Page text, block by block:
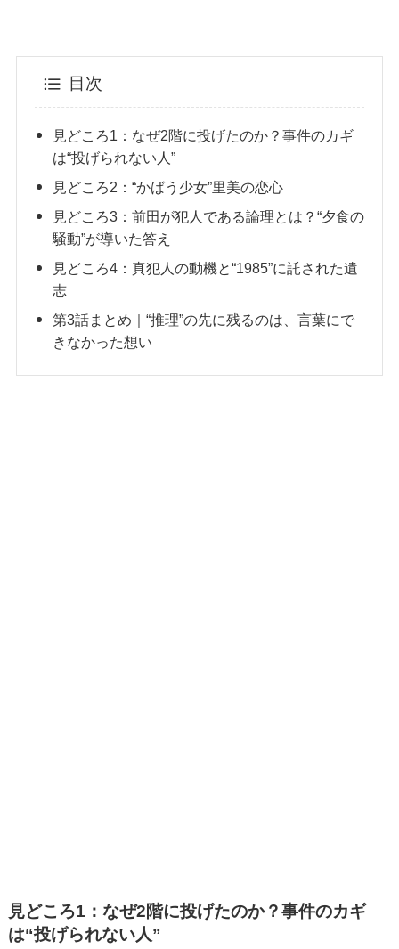
目次
見どころ1：なぜ2階に投げたのか？事件のカギ
は“投げられない人”
見どころ2：“かばう少女”里美の恋心
見どころ3：前田が犯人である論理とは？“夕食の
騒動”が導いた答え
見どころ4：真犯人の動機と“1985”に託された遺
志
第3話まとめ｜“推理”の先に残るのは、言葉にで
きなかった想い
見どころ1：なぜ2階に投げたのか？事件のカギ
は“投げられない人”